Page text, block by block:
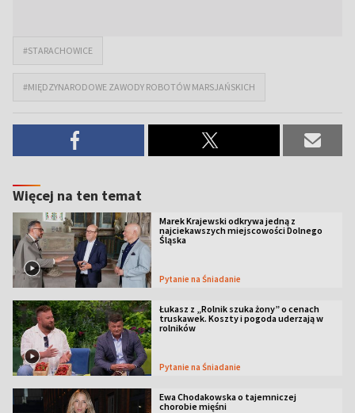
#STARACHOWICE
#MIĘDZYNARODOWE ZAWODY ROBOTÓW MARSJAŃSKICH
Więcej na ten temat
Marek Krajewski odkrywa jedną z
najciekawszych miejscowości Dolnego
Śląska
Pytanie na Śniadanie
Łukasz z „Rolnik szuka żony” o cenach
truskawek. Koszty i pogoda uderzają w
rolników
Pytanie na Śniadanie
Ewa Chodakowska o tajemniczej
chorobie mięśni